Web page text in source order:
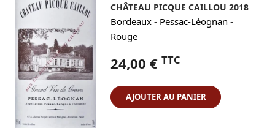
CHÂTEAU PICQUE CAILLOU 2018
Bordeaux - Pessac-Léognan -
Rouge
24,00 € TTC
AJOUTER AU PANIER